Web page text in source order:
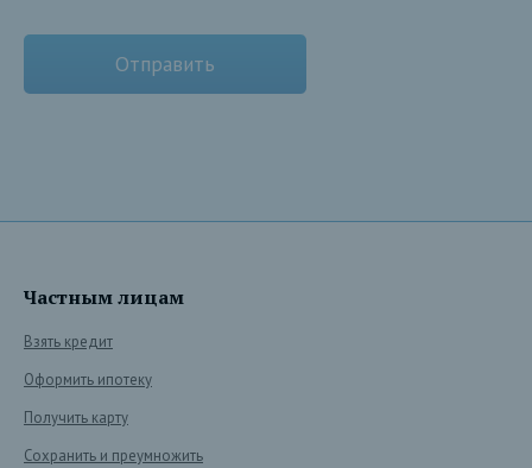
Частным лицам
Взять кредит
Оформить ипотеку
Получить карту
Сохранить и преумножить